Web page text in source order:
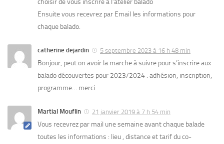
choisir de vous inscrire à l’atelier balado
Ensuite vous recevrez par Email les informations pour
chaque balado.
catherine dejardin 5 septembre 2023 à 16 h 48 min
Bonjour, peut on avoir la marche à suivre pour s’inscrire aux
balado découvertes pour 2023/2024 : adhésion, inscription,
programme… merci
Martial Mouflin 21 janvier 2019 à 7 h 54 min
Vous recevrez par mail une semaine avant chaque balade
toutes les informations : lieu , distance et tarif du co-